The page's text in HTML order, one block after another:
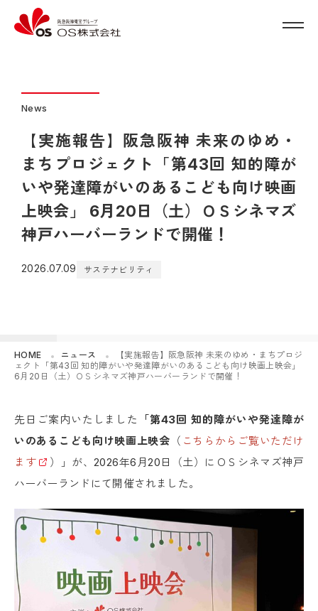
News
【実施報告】阪急阪神 未来のゆめ・
まちプロジェクト「第43回 知的障が
いや発達障がいのあるこども向け映画
上映会」 6月20日（土）ＯＳシネマズ
神戸ハーバーランドで開催！
2026.07.09 サステナビリティ
HOME ニュース
【実施報告】阪急阪神 未来のゆめ・まちプロジ
ェクト「第43回 知的障がいや発達障がいのあるこども向け映画上映会」
6月20日（土）ＯＳシネマズ神戸ハーバーランドで開催！
先日ご案内いたしました
「第43回 知的障がいや発達障が
いのあるこども向け映画上映会 （ こちらからご覧いただけ
ます
）」が、2026年6月20日（土）にＯＳシネマズ神戸
ハーバーランドにて開催されました。